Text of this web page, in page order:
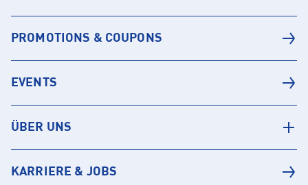
PROMOTIONS & COUPONS
EVENTS
ÜBER UNS
KARRIERE & JOBS